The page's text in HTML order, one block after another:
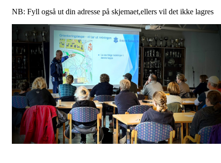
NB: Fyll også ut din adresse på skjemaet,ellers vil det ikke lagres